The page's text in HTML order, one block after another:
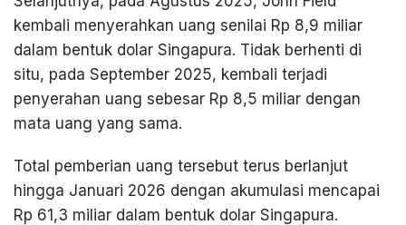
kembali menyerahkan uang senilai Rp 8,9 miliar
dalam bentuk dolar Singapura. Tidak berhenti di
situ, pada September 2025, kembali terjadi
penyerahan uang sebesar Rp 8,5 miliar dengan
mata uang yang sama.
Total pemberian uang tersebut terus berlanjut
hingga Januari 2026 dengan akumulasi mencapai
Rp 61,3 miliar dalam bentuk dolar Singapura.